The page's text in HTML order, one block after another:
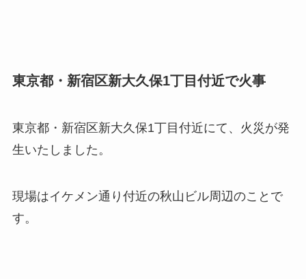
東京都・新宿区新大久保1丁目付近で火事
東京都・新宿区新大久保1丁目付近にて、火災が発
生いたしました。
現場はイケメン通り付近の秋山ビル周辺のことで
す。